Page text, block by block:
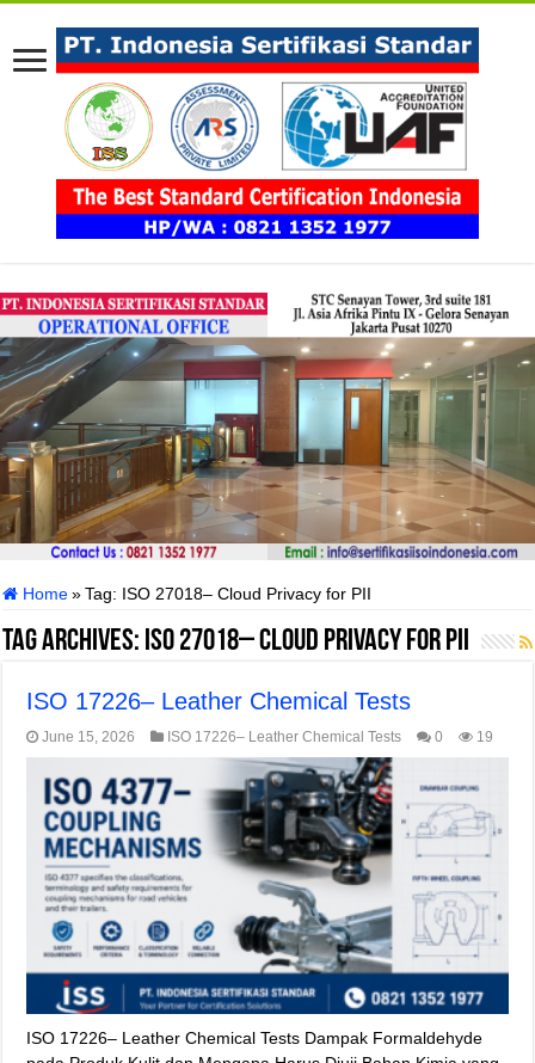
Home » Tag: ISO 27018– Cloud Privacy for PII
Tag Archives: ISO 27018– Cloud Privacy for PII
ISO 17226– Leather Chemical Tests
June 15, 2026 ISO 17226– Leather Chemical Tests 0 19
ISO 17226– Leather Chemical Tests Dampak Formaldehyde